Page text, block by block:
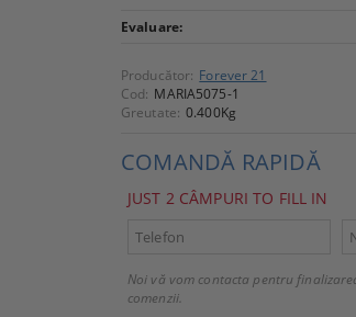
Evaluare:
Producător: Forever 21
Cod: MARIA5075-1
Greutate: 0.400Kg
COMANDĂ RAPIDĂ
JUST 2 CÂMPURI TO FILL IN
Noi vă vom contacta pentru
comenzii.